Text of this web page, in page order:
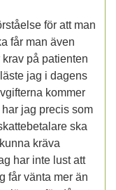
för att man
får man även
på patienten
jag i dagens
kommer
jag precis som
ska
kräva
har inte lust att
får vänta mer än